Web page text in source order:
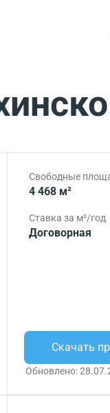
Свободные
4 468 м²
Ставка за м²/год
Договорная
Скачать
Обновлено: